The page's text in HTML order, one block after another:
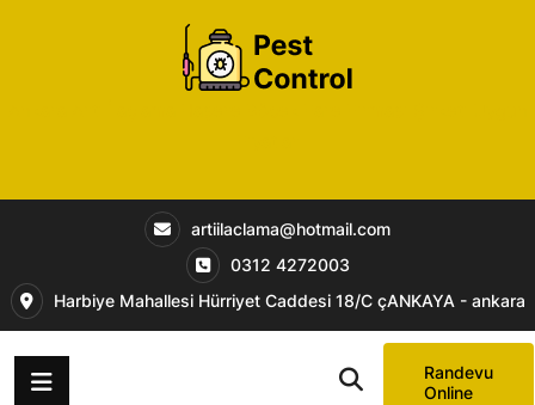
artiilaclama@hotmail.com
0312 4272003
Harbiye Mahallesi Hürriyet Caddesi 18/C çANKAYA - ankara
Randevu
Online